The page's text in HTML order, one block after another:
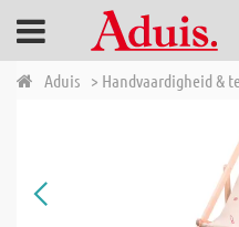
Aduis > Handvaardigheid &